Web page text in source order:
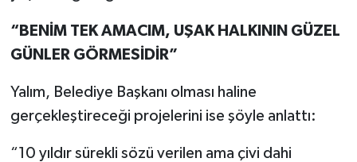
“BENİM TEK AMACIM, UŞAK HALKININ GÜZEL
GÜNLER GÖRMESİDİR”
Yalım, Belediye Başkanı olması haline
gerçekleştireceği projelerini ise şöyle anlattı:
“10 yıldır sürekli sözü verilen ama çivi dahi